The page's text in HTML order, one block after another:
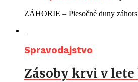
ZÁHORIE – Piesočné duny
Spravodajstvo
Zásoby krvi v lete